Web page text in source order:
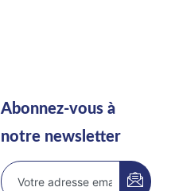
Abonnez-vous à
notre newsletter